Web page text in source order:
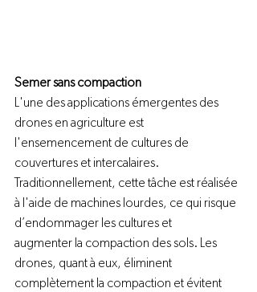
Semer sans compaction
L'une des applications émergentes des
drones en agriculture est
l'ensemencement de cultures de
couvertures et intercalaires.
Traditionnellement, cette tâche est réalisée
à l'aide de machines lourdes, ce qui risque
d’endommager les cultures et
augmenter la compaction des sols. Les
drones, quant à eux, éliminent
complètement la compaction et évitent